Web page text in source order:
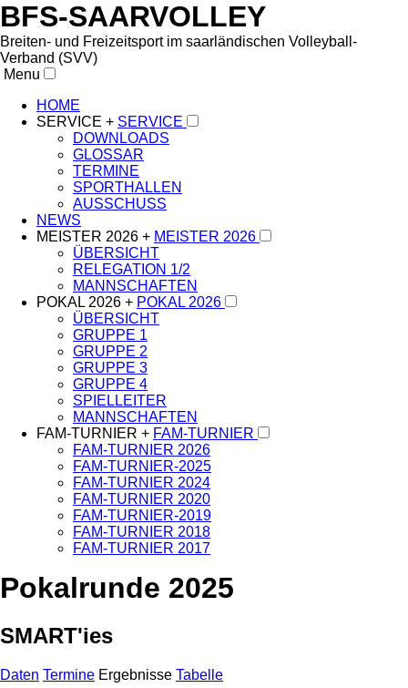
BFS-SAARVOLLEY
Breiten- und Freizeitsport im saarländischen Volleyball-
Verband (SVV)
Menu
HOME
SERVICE + SERVICE
DOWNLOADS
GLOSSAR
TERMINE
SPORTHALLEN
AUSSCHUSS
NEWS
MEISTER 2026 + MEISTER 2026
ÜBERSICHT
RELEGATION 1/2
MANNSCHAFTEN
POKAL 2026 + POKAL 2026
ÜBERSICHT
GRUPPE 1
GRUPPE 2
GRUPPE 3
GRUPPE 4
SPIELLEITER
MANNSCHAFTEN
FAM-TURNIER + FAM-TURNIER
FAM-TURNIER 2026
FAM-TURNIER-2025
FAM-TURNIER 2024
FAM-TURNIER 2020
FAM-TURNIER-2019
FAM-TURNIER 2018
FAM-TURNIER 2017
Pokalrunde 2025
SMART'ies
Daten Termine Ergebnisse Tabelle